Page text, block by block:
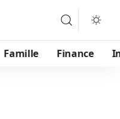
Famille Finance